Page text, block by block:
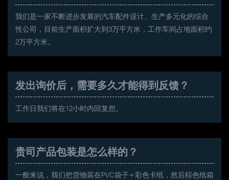
我们是一家不断进步发展的汽车配件设计、生产多元化的综合
性公司，目前生产面积扩大到3万平方米，工作车间占地面积约
2万平方米。
发出询价后，需要多久才能得到反馈？
工作日我们将在12小时内回复您。
贵司产品包装是怎么样的？
一般来说，我们把货物装在PVC袋子+彩色卡纸，然后棕色纸箱